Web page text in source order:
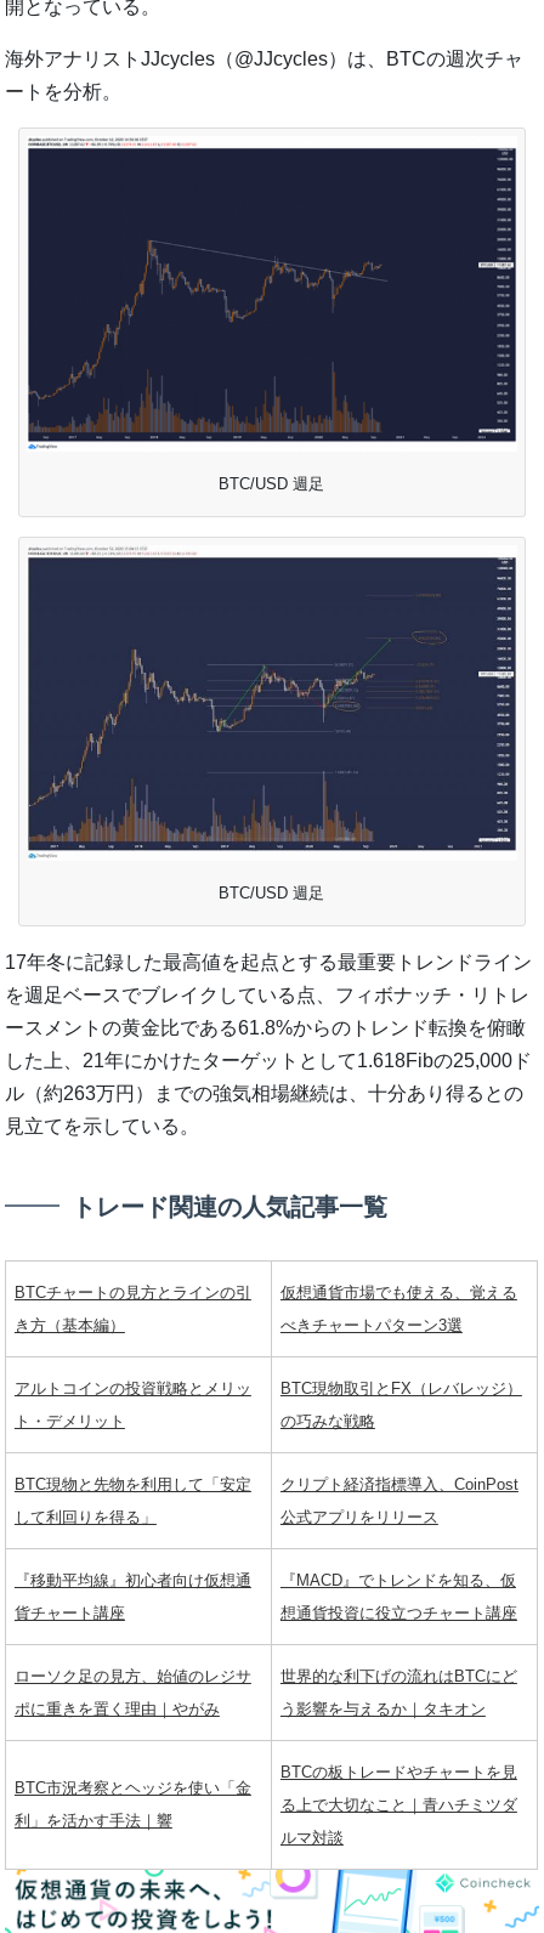
開となっている。
海外アナリストJJcycles（@JJcycles）は、BTCの週次チャ
ートを分析。
BTC/USD 週足
BTC/USD 週足
17年冬に記録した最高値を起点とする最重要トレンドライン
を週足ベースでブレイクしている点、フィボナッチ・リトレ
ースメントの黄金比である61.8%からのトレンド転換を俯瞰
した上、21年にかけたターゲットとして1.618Fibの25,000ド
ル（約263万円）までの強気相場継続は、十分あり得るとの
見立てを示している。
トレード関連の人気記事一覧
BTCチャートの見方とラインの引
き方（基本編）
仮想通貨市場でも使える、覚える
べきチャートパターン3選
アルトコインの投資戦略とメリッ
ト・デメリット
BTC現物取引とFX（レバレッジ）
の巧みな戦略
BTC現物と先物を利用して「安定
して利回りを得る」
クリプト経済指標導入、CoinPost
公式アプリをリリース
『移動平均線』初心者向け仮想通
貨チャート講座
『MACD』でトレンドを知る、仮
想通貨投資に役立つチャート講座
ローソク足の見方、始値のレジサ
ポに重きを置く理由｜やがみ
世界的な利下げの流れはBTCにど
う影響を与えるか｜タキオン
BTC市況考察とヘッジを使い「金
利」を活かす手法｜響
BTCの板トレードやチャートを見
る上で大切なこと｜青ハチミツダ
ルマ対談